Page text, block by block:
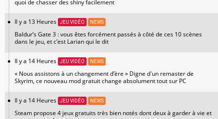
quoi de chasser des shiny facilement
Il y a 13 Heures JEU VIDÉO NEWS
Baldur’s Gate 3 : vous êtes forcément passés à côté de ces 10 scènes
dans le jeu, et c’est Larian qui le dit
Il y a 14 Heures JEU VIDÉO NEWS
« Nous assistons à un changement d’ère » Digne d'un remaster de
Skyrim, ce nouveau mod gratuit change absolument tout sur PC
Il y a 14 Heures JEU VIDÉO NEWS
Steam propose 4 jeux gratuits très bien notés dont deux à garder à vie et